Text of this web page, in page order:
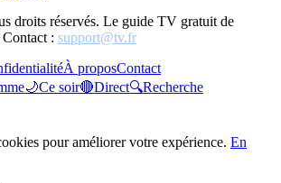
droits réservés. Le guide TV gratuit de
: support@tv.fr
À proposContact
🌙Ce soir🔴Direct🔍Recherche
pour améliorer votre expérience. En